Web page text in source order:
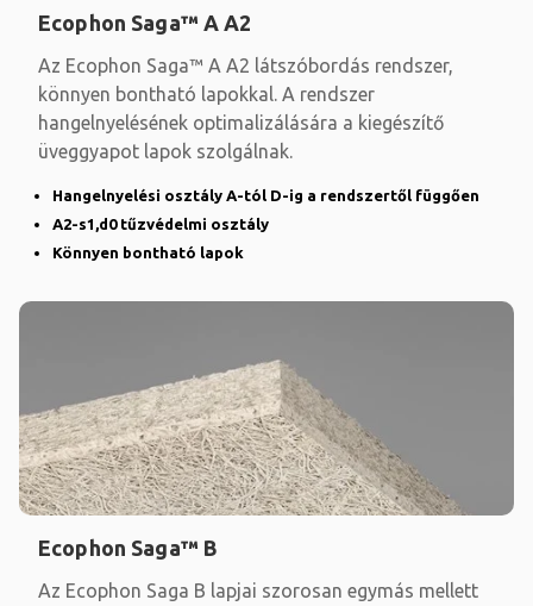
Ecophon Saga™ A A2
Az Ecophon Saga™ A A2 látszóbordás rendszer,
könnyen bontható lapokkal. A rendszer
hangelnyelésének optimalizálására a kiegészítő
üveggyapot lapok szolgálnak.
Hangelnyelési osztály A-tól D-ig a rendszertől függően
A2-s1,d0 tűzvédelmi osztály
Könnyen bontható lapok
Ecophon Saga™ B
Az Ecophon Saga B lapjai szorosan egymás mellett